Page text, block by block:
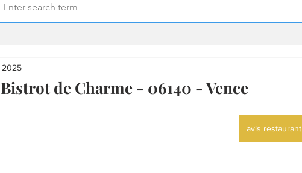
de Charme - 06140 - Vence
2025
avis restaurant